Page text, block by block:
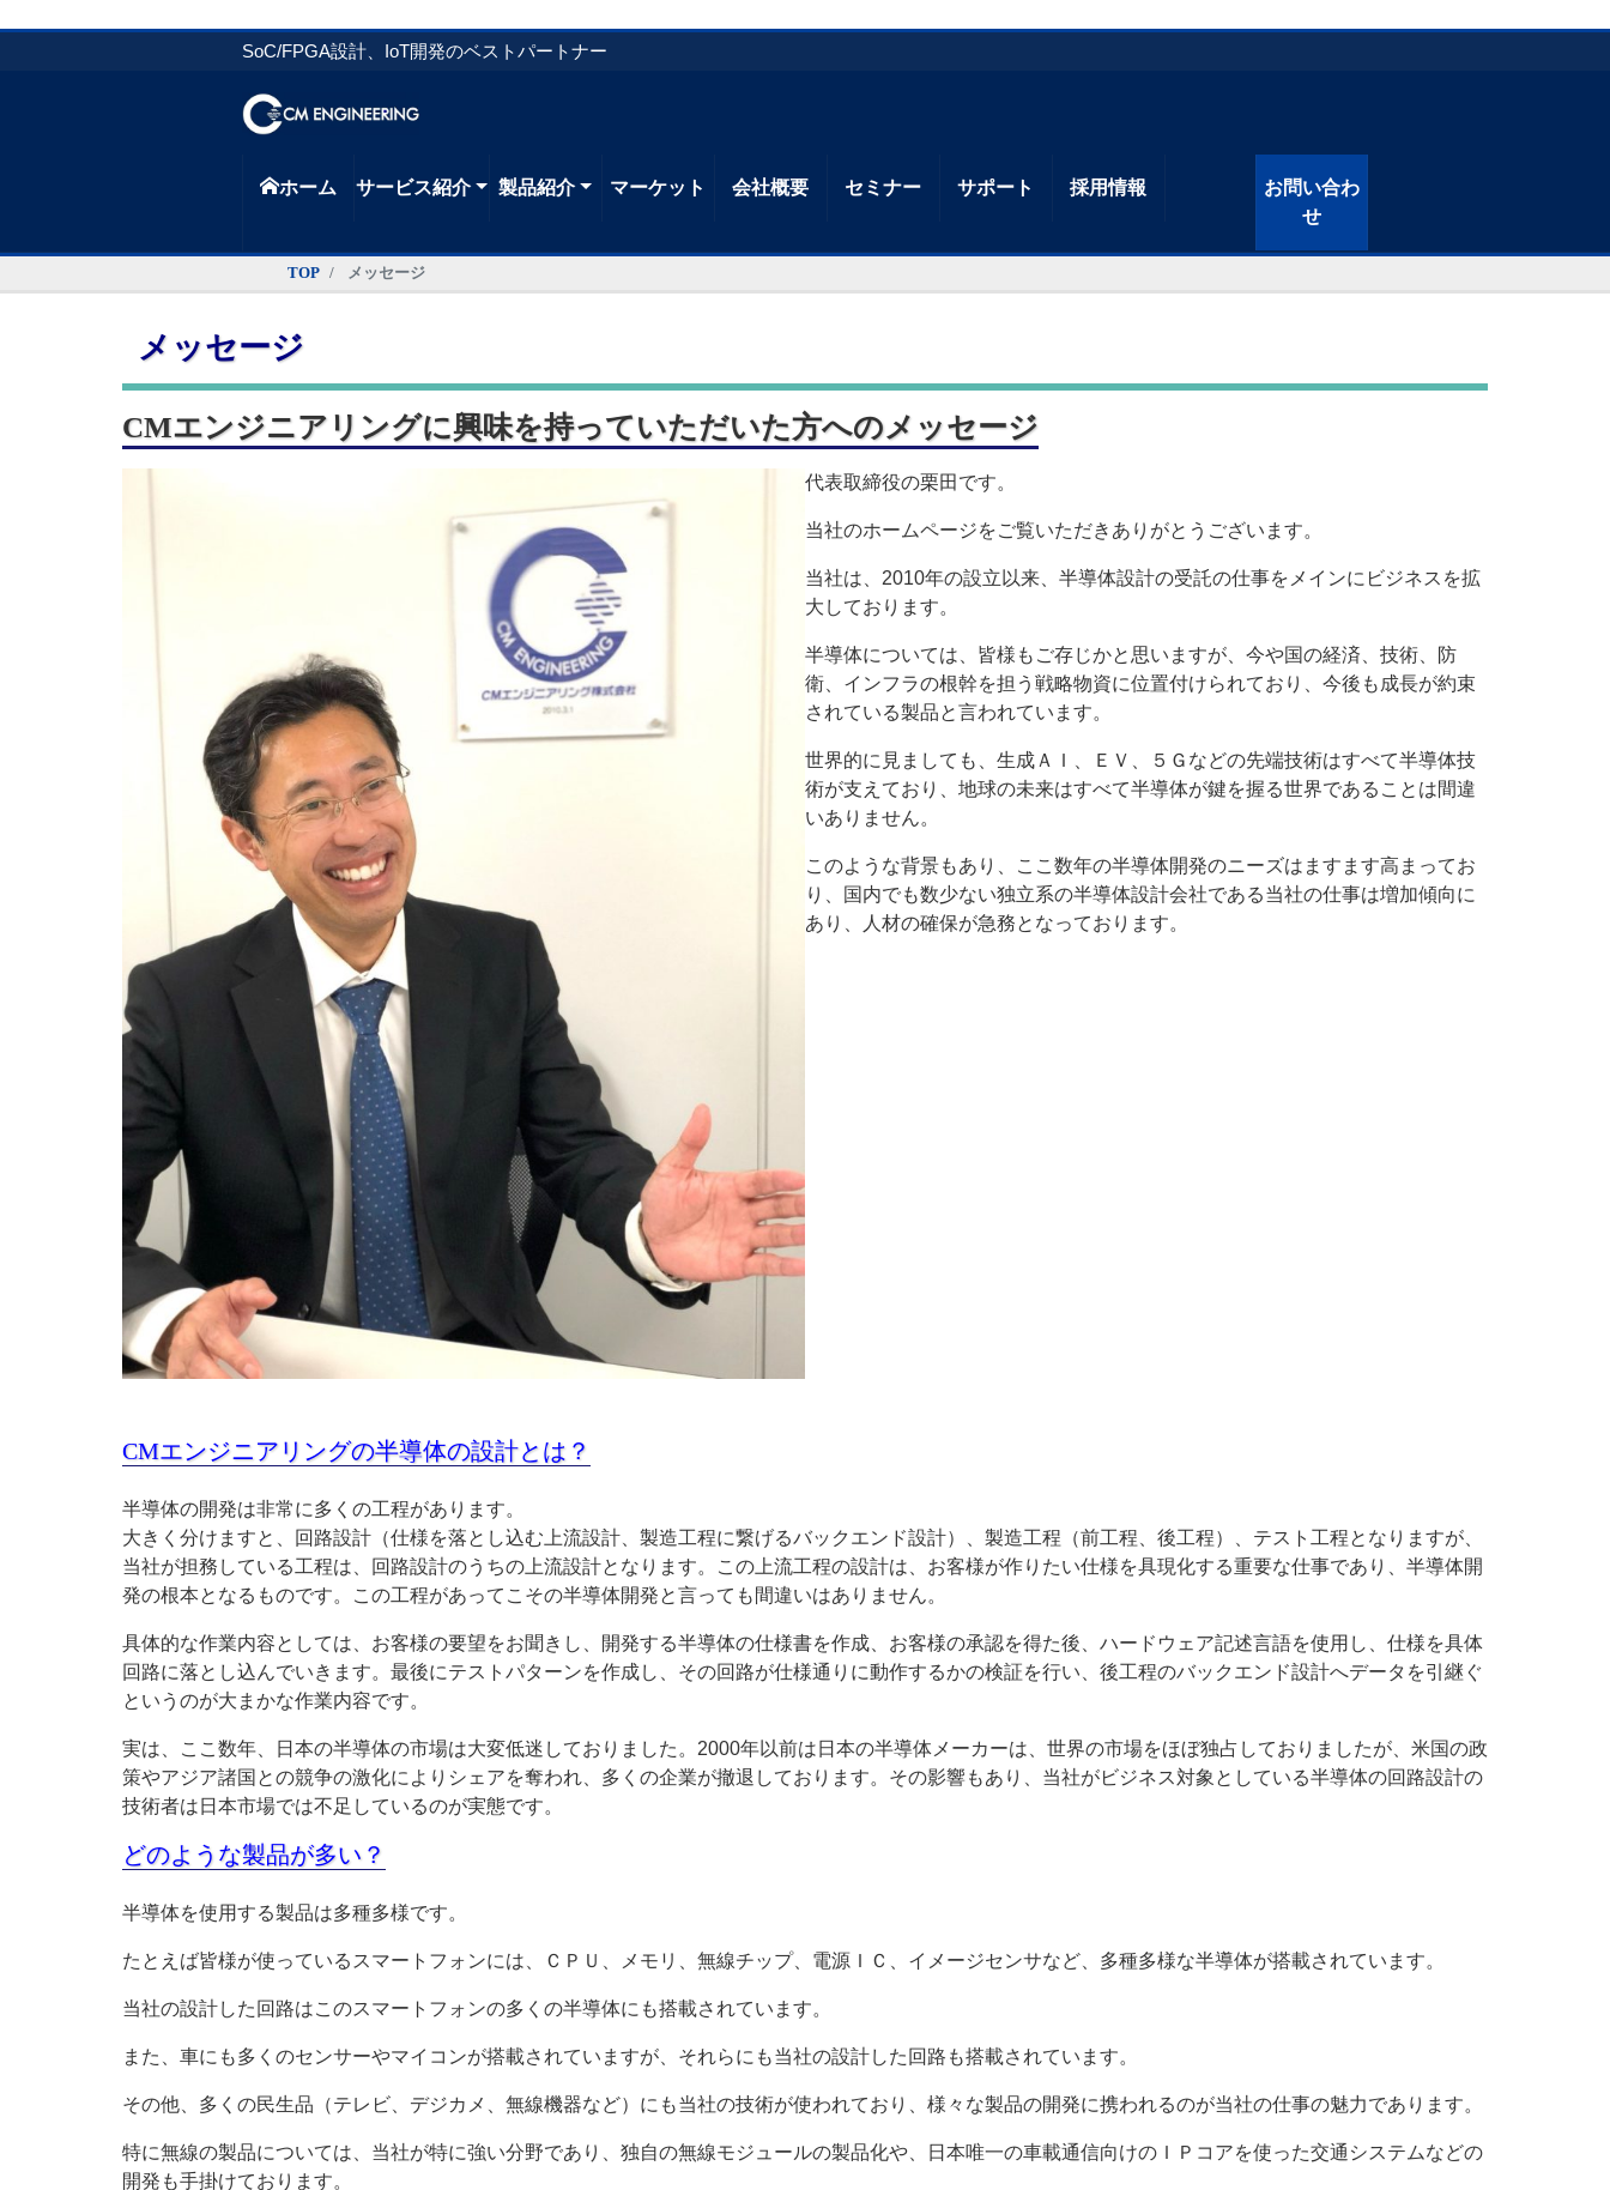
SoC/FPGA設計、IoT開発のベストパートナー
ホーム サービス紹介 製品紹介 マーケット 会社概要 セミナー サポート 採用情報
お問い合わ
せ
TOP メッセージ
メッセージ
CMエンジニアリングに興味を持っていただいた方へのメッセージ
代表取締役の栗田です。
当社のホームページをご覧いただきありがとうございます。
当社は、2010年の設立以来、半導体設計の受託の仕事をメインにビジネスを拡
大しております。
半導体については、皆様もご存じかと思いますが、今や国の経済、技術、防
衛、インフラの根幹を担う戦略物資に位置付けられており、今後も成長が約束
されている製品と言われています。
世界的に見ましても、生成ＡＩ、ＥＶ、５Ｇなどの先端技術はすべて半導体技
術が支えており、地球の未来はすべて半導体が鍵を握る世界であることは間違
いありません。
このような背景もあり、ここ数年の半導体開発のニーズはますます高まってお
り、国内でも数少ない独立系の半導体設計会社である当社の仕事は増加傾向に
あり、人材の確保が急務となっております。
CMエンジニアリングの半導体の設計とは？
半導体の開発は非常に多くの工程があります。
大きく分けますと、回路設計（仕様を落とし込む上流設計、製造工程に繋げるバックエンド設計）、製造工程（前工程、後工程）、テスト工程となりますが、
当社が担務している工程は、回路設計のうちの上流設計となります。この上流工程の設計は、お客様が作りたい仕様を具現化する重要な仕事であり、半導体開
発の根本となるものです。この工程があってこその半導体開発と言っても間違いはありません。
具体的な作業内容としては、お客様の要望をお聞きし、開発する半導体の仕様書を作成、お客様の承認を得た後、ハードウェア記述言語を使用し、仕様を具体
回路に落とし込んでいきます。最後にテストパターンを作成し、その回路が仕様通りに動作するかの検証を行い、後工程のバックエンド設計へデータを引継ぐ
というのが大まかな作業内容です。
実は、ここ数年、日本の半導体の市場は大変低迷しておりました。2000年以前は日本の半導体メーカーは、世界の市場をほぼ独占しておりましたが、米国の政
策やアジア諸国との競争の激化によりシェアを奪われ、多くの企業が撤退しております。その影響もあり、当社がビジネス対象としている半導体の回路設計の
技術者は日本市場では不足しているのが実態です。
どのような製品が多い？
半導体を使用する製品は多種多様です。
たとえば皆様が使っているスマートフォンには、ＣＰＵ、メモリ、無線チップ、電源ＩＣ、イメージセンサなど、多種多様な半導体が搭載されています。
当社の設計した回路はこのスマートフォンの多くの半導体にも搭載されています。
また、車にも多くのセンサーやマイコンが搭載されていますが、それらにも当社の設計した回路も搭載されています。
その他、多くの民生品（テレビ、デジカメ、無線機器など）にも当社の技術が使われており、様々な製品の開発に携われるのが当社の仕事の魅力であります。
特に無線の製品については、当社が特に強い分野であり、独自の無線モジュールの製品化や、日本唯一の車載通信向けのＩＰコアを使った交通システムなどの
開発も手掛けております。